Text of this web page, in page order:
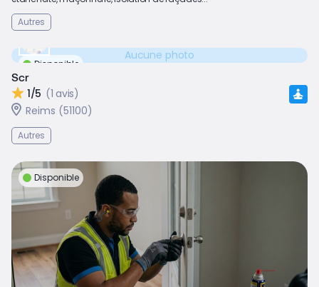
Autres
Disponible
Aucune photo
Scr
1/5 (1 avis)
Reims (51100)
Autres
Disponible